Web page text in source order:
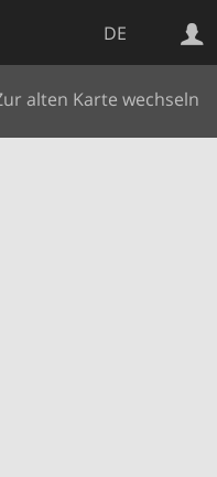
DE
alten Karte wechseln